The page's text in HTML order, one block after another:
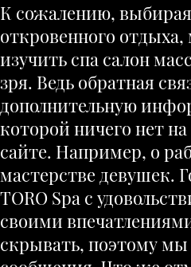
К сожалению, выбирая
откровенного
изучить спа салон
зря. Ведь обратная
дополнительную
которой ничего нет
сайте. Например, о
мастерстве девушек.
TORO Spa с
своими
скрывать, поэтому мы